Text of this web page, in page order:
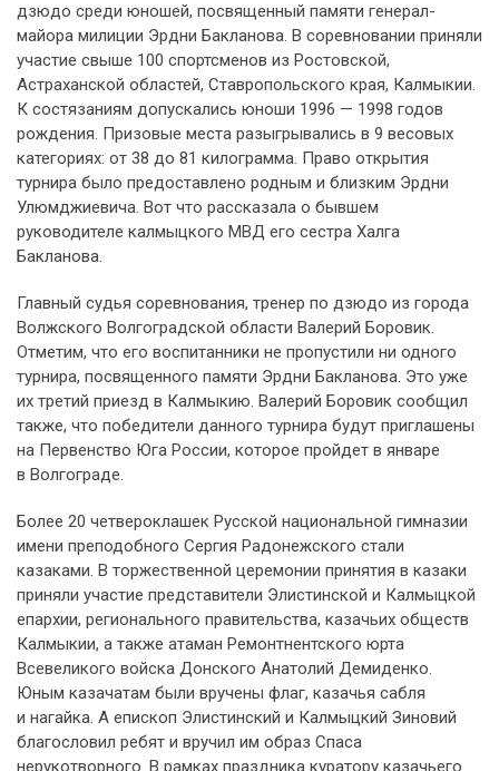
дзюдо среди юношей, посвященный памяти генерал-
майора милиции Эрдни Бакланова. В соревновании приняли
участие свыше 100 спортсменов из Ростовской,
Астраханской областей, Ставропольского края, Калмыкии.
К состязаниям допускались юноши 1996 — 1998 годов
рождения. Призовые места разыгрывались в 9 весовых
категориях: от 38 до 81 килограмма. Право открытия
турнира было предоставлено родным и близким Эрдни
Улюмджиевича. Вот что рассказала о бывшем
руководителе калмыцкого МВД его сестра Халга
Бакланова.
Главный судья соревнования, тренер по дзюдо из города
Волжского Волгоградской области Валерий Боровик.
Отметим, что его воспитанники не пропустили ни одного
турнира, посвященного памяти Эрдни Бакланова. Это уже
их третий приезд в Калмыкию. Валерий Боровик сообщил
также, что победители данного турнира будут приглашены
на Первенство Юга России, которое пройдет в январе
в Волгограде.
Более 20 четвероклашек Русской национальной гимназии
имени преподобного Сергия Радонежского стали
казаками. В торжественной церемонии принятия в казаки
приняли участие представители Элистинской и Калмыцкой
епархии, регионального правительства, казачьих обществ
Калмыкии, а также атаман Ремонтнентского юрта
Всевеликого войска Донского Анатолий Демиденко.
Юным казачатам были вручены флаг, казачья сабля
и нагайка. А епископ Элистинский и Калмыцкий Зиновий
благословил ребят и вручил им образ Спаса
нерукотворного. В рамках праздника куратору казачьего